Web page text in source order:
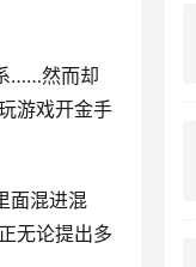
……然而却
游戏开金手
面混进混
无论提出多